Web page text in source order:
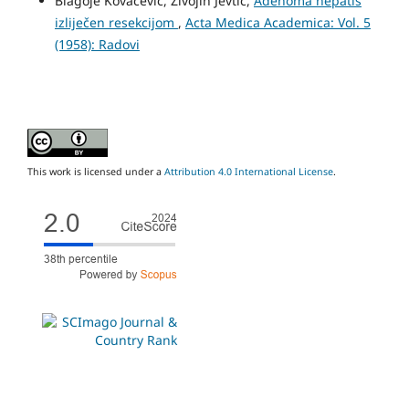
izliječen resekcijom , Acta Medica Academica: Vol. 5
(1958): Radovi
This work is licensed under a Attribution 4.0 International License.